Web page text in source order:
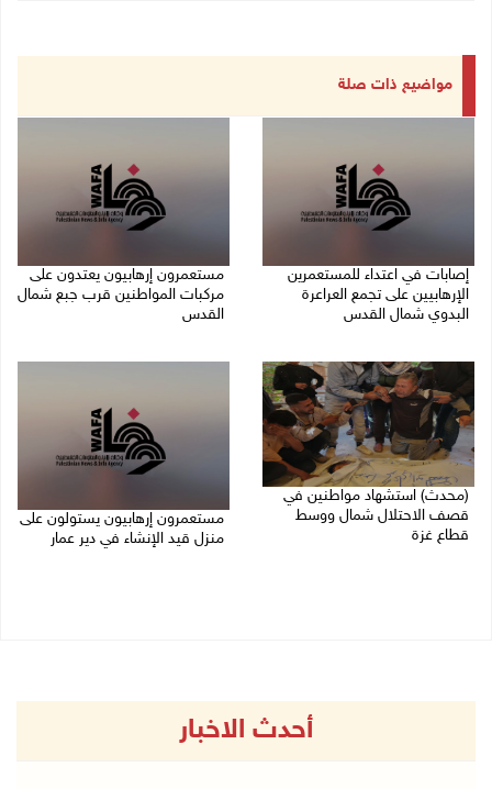
مواضيع ذات صلة
إصابات في اعتداء للمستعمرين
الإرهابيين على تجمع العراعرة
البدوي شمال القدس
مستعمرون إرهابيون يعتدون على
مركبات المواطنين قرب جبع شمال
القدس
(محدث) استشهاد مواطنين في
قصف الاحتلال شمال ووسط
قطاع غزة
مستعمرون إرهابيون يستولون على
منزل قيد الإنشاء في دير عمار
أحدث الاخبار